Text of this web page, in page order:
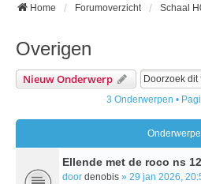
Home Forumoverzicht Schaal
Overigen
Nieuw Onderwerp
3 Onderwerpen •
Ellende met de roco ns
door denobis » 29 jan 2026,